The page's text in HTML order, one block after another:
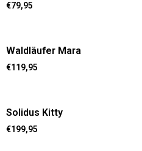
€79,95
Waldläufer Mara
€119,95
Solidus Kitty
€199,95